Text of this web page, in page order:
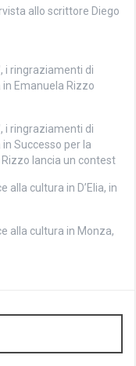
allo scrittore Diego
i ringraziamenti di
in Emanuela Rizzo
i ringraziamenti di
in Successo per la
Rizzo lancia un contest
alla cultura in D’Elia, in
alla cultura in Monza,